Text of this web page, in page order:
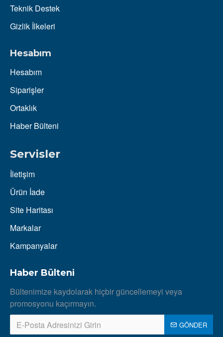
Teknik Destek
Gizlik İlkeleri
Hesabım
Hesabım
Siparişler
Ortaklık
Haber Bülteni
Servisler
İletişim
Ürün İade
Site Haritası
Markalar
Kampanyalar
Haber Bülteni
Bültenimize kaydolarak hiçbir güncellemeyi veya
promosyonu kaçırmayın.
GÖNDER